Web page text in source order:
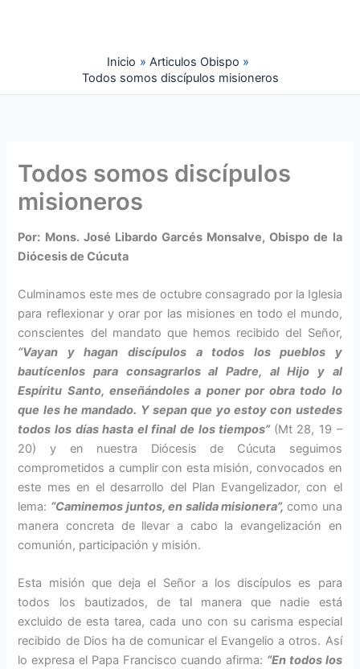
Inicio
Articulos Obispo
Todos somos discípulos misioneros
Todos somos discípulos
misioneros
Por: Mons. José Libardo Garcés Monsalve, Obispo de la
Diócesis de Cúcuta
Culminamos este mes de octubre consagrado por la Iglesia
para reflexionar y orar por las misiones en todo el mundo,
conscientes del mandato que hemos recibido del Señor,
“Vayan y hagan discípulos a todos los pueblos y
bautícenlos para consagrarlos al Padre, al Hijo y al
Espíritu Santo, enseñándoles a poner por obra todo lo
que les he mandado. Y sepan que yo estoy con ustedes
todos los días hasta el final de los tiempos” (Mt 28, 19 –
20) y en nuestra Diócesis de Cúcuta seguimos
comprometidos a cumplir con esta misión, convocados en
este mes en el desarrollo del Plan Evangelizador, con el
lema: “Caminemos juntos, en salida misionera”, como una
manera concreta de llevar a cabo la evangelización en
comunión, participación y misión.
Esta misión que deja el Señor a los discípulos es para
todos los bautizados, de tal manera que nadie está
excluido de esta tarea, cada uno con su carisma especial
recibido de Dios ha de comunicar el Evangelio a otros. Así
lo expresa el Papa Francisco cuando afirma: “En todos los